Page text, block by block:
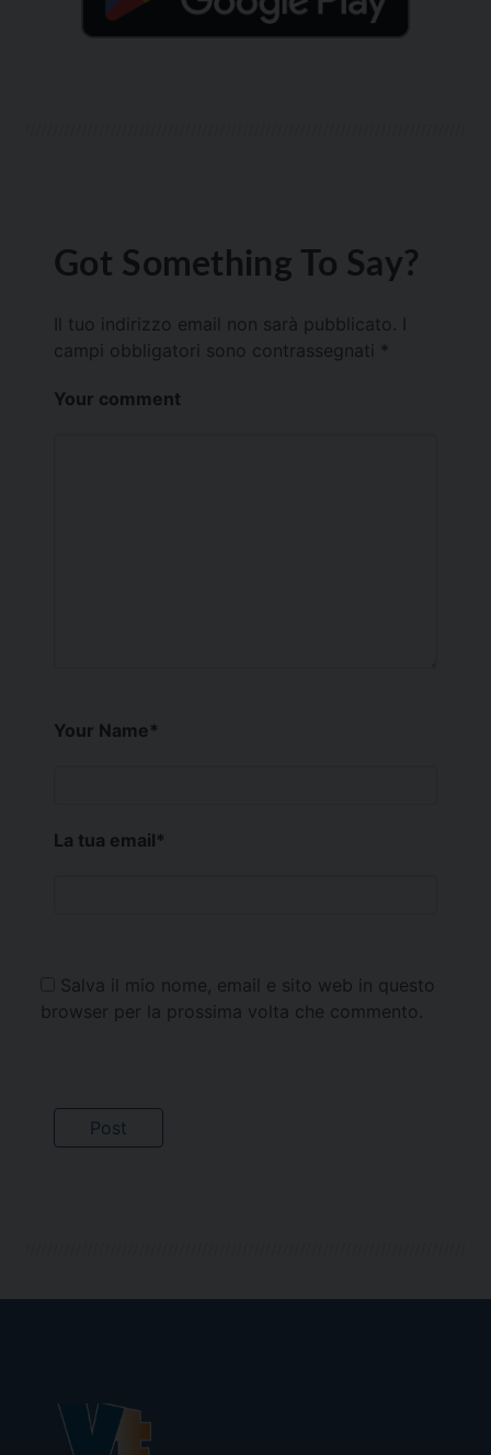
Got Something To Say?
Il tuo indirizzo email non sarà pubblicato.
campi obbligatori sono contrassegnati *
Your comment
Your Name*
La tua email*
Salva il mio nome, email e sito web in questo
browser per la prossima volta che commento.